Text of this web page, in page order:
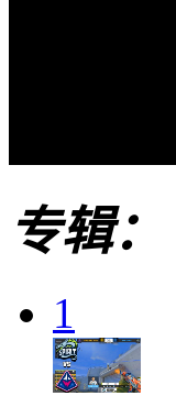
专辑：
1